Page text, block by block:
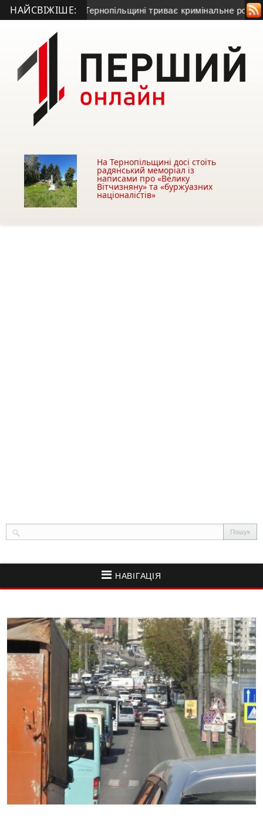
НАЙСВІЖІШЕ:
Серет: на Тернопільщині триває кримінальне
На Тернопільщині досі стоїть
радянський меморіал із
написами про «Велику
Вітчизняну» та «буржуазних
націоналістів»
НАВІГАЦІЯ